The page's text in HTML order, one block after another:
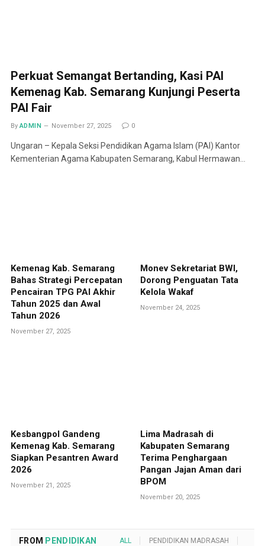
Perkuat Semangat Bertanding, Kasi PAI
Kemenag Kab. Semarang Kunjungi Peserta
PAI Fair
By ADMIN November 27, 2025 0
Ungaran – Kepala Seksi Pendidikan Agama Islam (PAI) Kantor
Kementerian Agama Kabupaten Semarang, Kabul Hermawan…
Kemenag Kab. Semarang
Bahas Strategi Percepatan
Pencairan TPG PAI Akhir
Tahun 2025 dan Awal
Tahun 2026
November 27, 2025
Monev Sekretariat BWI,
Dorong Penguatan Tata
Kelola Wakaf
November 24, 2025
Kesbangpol Gandeng
Kemenag Kab. Semarang
Siapkan Pesantren Award
2026
November 21, 2025
Lima Madrasah di
Kabupaten Semarang
Terima Penghargaan
Pangan Jajan Aman dari
BPOM
November 20, 2025
FROM PENDIDIKAN ALL PENDIDIKAN MADRASAH